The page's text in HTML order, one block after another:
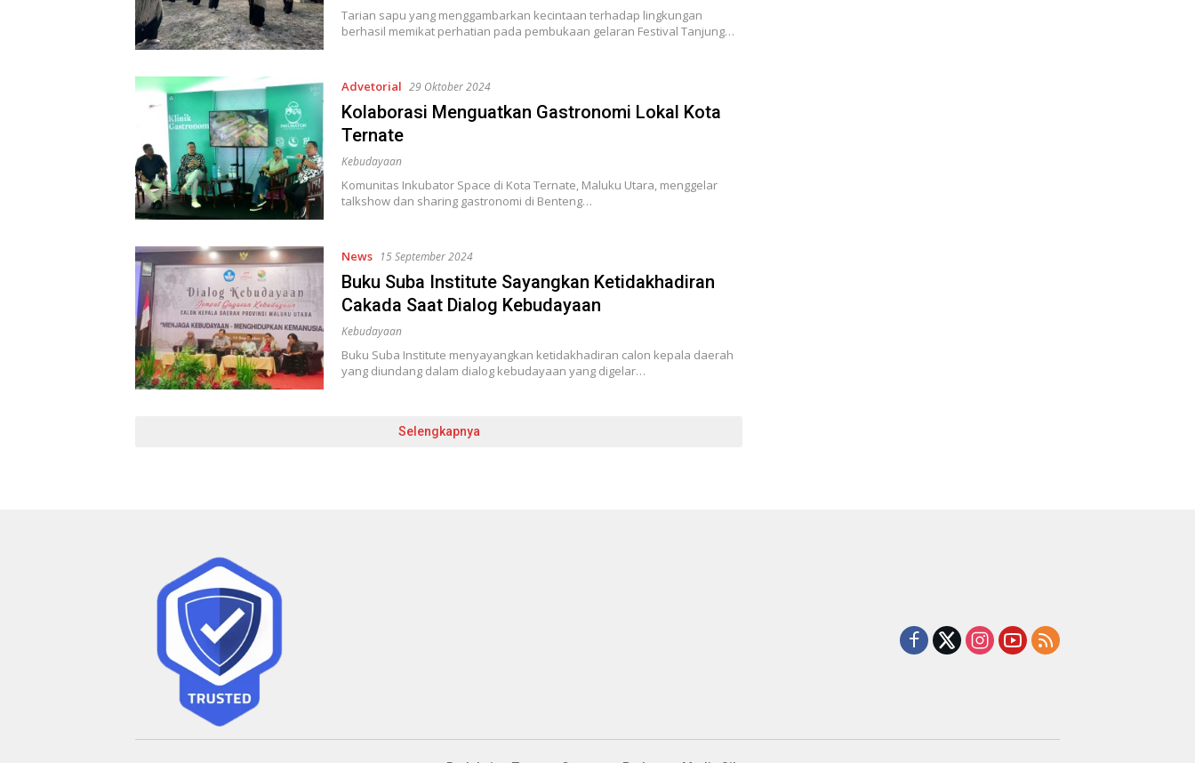
Tarian sapu yang menggambarkan kecintaan terhadap lingkungan
berhasil memikat perhatian pada pembukaan gelaran Festival Tanjung…
Advetorial 29 Oktober 2024
Kolaborasi Menguatkan Gastronomi Lokal Kota
Ternate
Kebudayaan
Komunitas Inkubator Space di Kota Ternate, Maluku Utara, menggelar
talkshow dan sharing gastronomi di Benteng…
News 15 September 2024
Buku Suba Institute Sayangkan Ketidakhadiran
Cakada Saat Dialog Kebudayaan
Kebudayaan
Buku Suba Institute menyayangkan ketidakhadiran calon kepala daerah
yang diundang dalam dialog kebudayaan yang digelar…
Selengkapnya